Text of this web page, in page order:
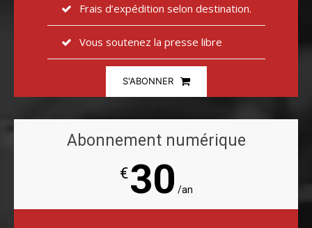
Frais d’expédition selon destination.
Vous soutenez la presse libre
S'ABONNER
Abonnement numérique
€30 /an